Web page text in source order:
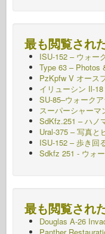
最も閲覧され
ISU-152 – ウォー
Type 63 – Photos
PzKpfw V オース
イリューシン Il-
SU-85–ウォーク
スーパーシャー
SdKfz.251 – ハノ
Ural-375 – 写真と
ISU-152 – 歩き回
Sdkfz 251 - ウォ
最も閲覧され
Douglas A-26